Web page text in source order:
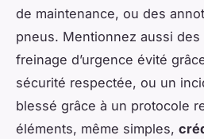
de maintenance, ou des
pneus. Mentionnez aussi
freinage d’urgence évité
sécurité respectée, ou un
blessé grâce à un protocole
éléments, même simples,